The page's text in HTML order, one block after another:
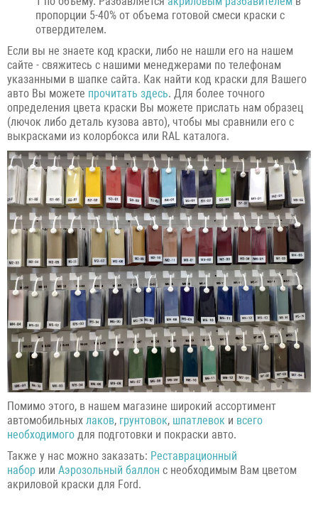
пропорции 5-40% от объема готовой смеси краски с
отвердителем.
Если вы не знаете код краски, либо не нашли его на нашем
сайте - свяжитесь с нашими менеджерами по телефонам
указанными в шапке сайта. Как найти код краски для Вашего
авто Вы можете прочитать здесь. Для более точного
определения цвета краски Вы можете прислать нам образец
(лючок либо деталь кузова авто), чтобы мы сравнили его с
выкрасками из колорбокса или RAL каталога.
Помимо этого, в нашем магазине широкий ассортимент
автомобильных лаков, грунтовок, шпатлевок и всего
необходимого для подготовки и покраски авто.
Также у нас можно заказать: Реставрационный
набор или Аэрозольный баллон с необходимым Вам цветом
акриловой краски для Ford.